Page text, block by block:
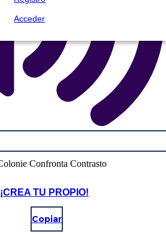
Acceder
¡CREA TU PROPIO!
Copiar